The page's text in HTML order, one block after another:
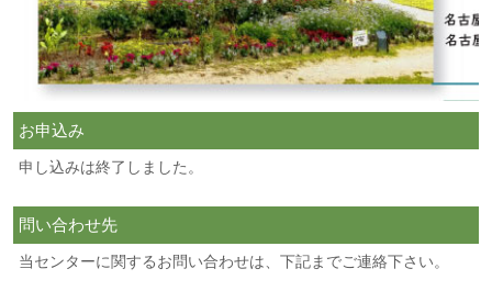
お申込み
申し込みは終了しました。
問い合わせ先
当センターに関するお問い合わせは、下記までご連絡下さい。